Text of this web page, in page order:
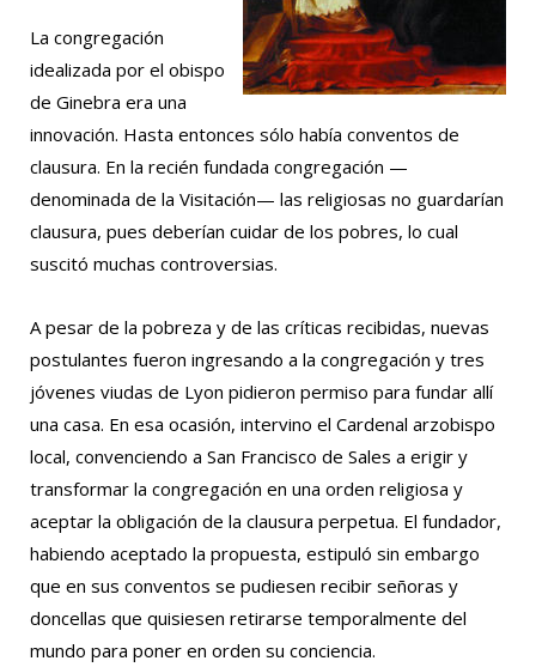
La congregación
idealizada por el obispo
de Ginebra era una
innovación. Hasta entonces sólo había conventos de
clausura. En la recién fundada congregación —
denominada de la Visitación— las religiosas no guardarían
clausura, pues deberían cuidar de los pobres, lo cual
suscitó muchas controversias.
A pesar de la pobreza y de las críticas recibidas, nuevas
postulantes fueron ingresando a la congregación y tres
jóvenes viudas de Lyon pidieron permiso para fundar allí
una casa. En esa ocasión, intervino el Cardenal arzobispo
local, convenciendo a San Francisco de Sales a erigir y
transformar la congregación en una orden religiosa y
aceptar la obligación de la clausura perpetua. El fundador,
habiendo aceptado la propuesta, estipuló sin embargo
que en sus conventos se pudiesen recibir señoras y
doncellas que quisiesen retirarse temporalmente del
mundo para poner en orden su conciencia.